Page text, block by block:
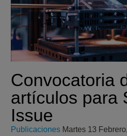
Convocatoria
artículos para
Issue
Publicaciones Martes 13